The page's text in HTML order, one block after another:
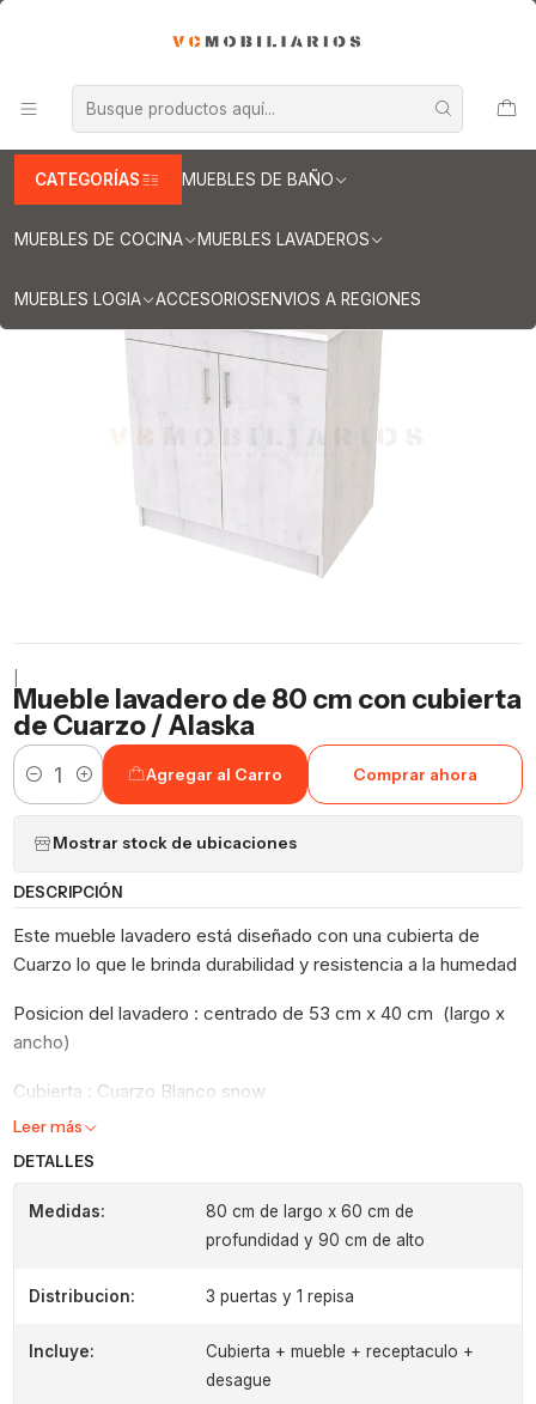
CATEGORÍAS MUEBLES DE BAÑO
MUEBLES DE COCINA MUEBLES LAVADEROS
MUEBLES LOGIA ACCESORIOSENVIOS A REGIONES
Mueble lavadero de 80 cm con cubierta de Cuarzo / Alaska
Mueble lavadero de 80 cm con cubierta
de Cuarzo / Alaska
Cantidad
Agregar al Carro Comprar ahora
Mostrar stock de ubicaciones
DESCRIPCIÓN
Este mueble lavadero está diseñado con una cubierta de
Cuarzo lo que le brinda durabilidad y resistencia a la humedad
Posicion del lavadero : centrado de 53 cm x 40 cm (largo x
ancho)
Cubierta : Cuarzo Blanco snow
Leer más
DETALLES
Medidas:
80 cm de largo x 60 cm de
profundidad y 90 cm de alto
Distribucion: 3 puertas y 1 repisa
Incluye:
Cubierta + mueble + receptaculo +
desague